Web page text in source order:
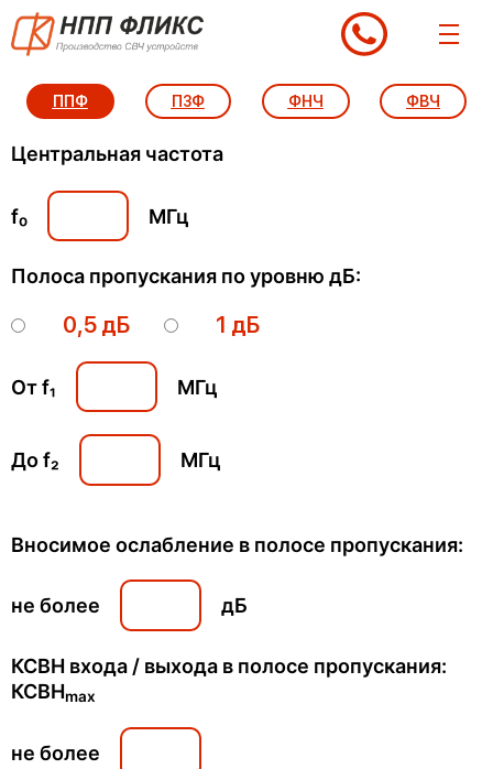
Перейти
содержимому
ППФ ПЗФ ФНЧ ФВЧ
Центральная частота
f₀ МГц
Полоса пропускания по уровню дБ:
0,5 дБ 1 дБ
От f₁ МГц
До f₂ МГц
Вносимое ослабление в полосе пропускания:
не более дБ
КСВН входа / выхода в полосе пропускания:
КСВНmax
не более